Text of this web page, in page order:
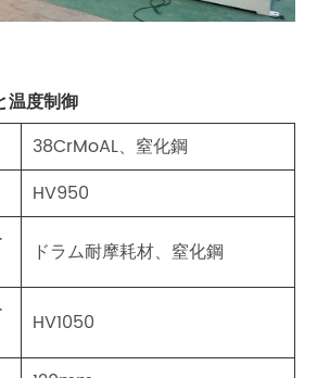
温度制御
38CrMoAL、窒化鋼
HV950
ドラム耐摩耗材、窒化鋼
HV1050